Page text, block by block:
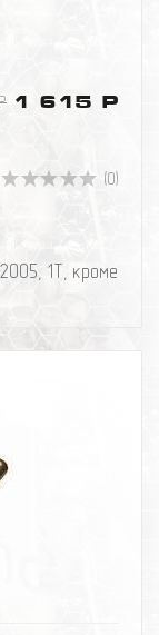
1 615 Р
(0)
1Т, кроме
1Т, кроме